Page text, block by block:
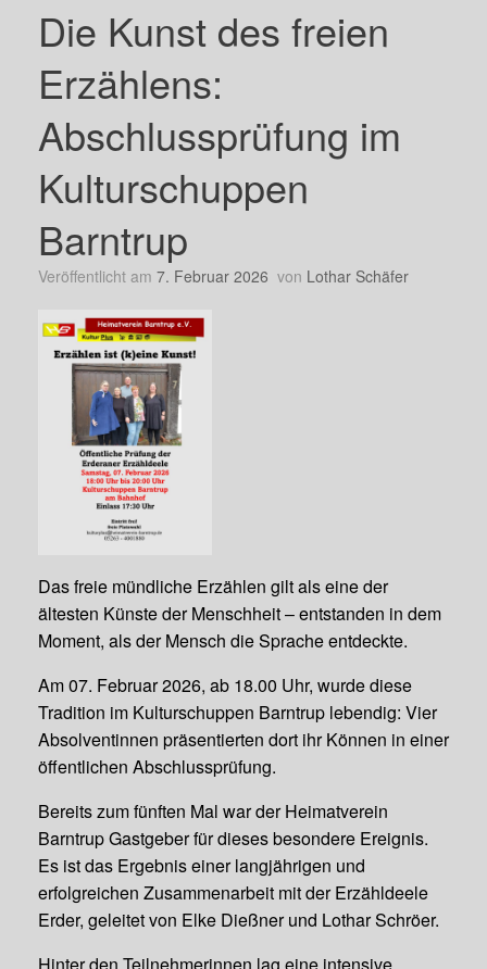
Die Kunst des freien
Erzählens:
Abschlussprüfung im
Kulturschuppen
Barntrup
Veröffentlicht am 7. Februar 2026 von Lothar Schäfer
Das freie mündliche Erzählen gilt als eine der
ältesten Künste der Menschheit – entstanden in dem
Moment, als der Mensch die Sprache entdeckte.
Am 07. Februar 2026, ab 18.00 Uhr, wurde diese
Tradition im Kulturschuppen Barntrup lebendig: Vier
Absolventinnen präsentierten dort ihr Können in einer
öffentlichen Abschlussprüfung.
Bereits zum fünften Mal war der Heimatverein
Barntrup Gastgeber für dieses besondere Ereignis.
Es ist das Ergebnis einer langjährigen und
erfolgreichen Zusammenarbeit mit der Erzähldeele
Erder, geleitet von Elke Dießner und Lothar Schröer.